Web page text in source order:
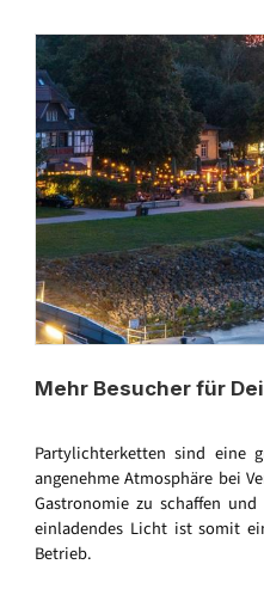
Mehr Besucher für
Partylichterketten sind eine
angenehme Atmosphäre bei
Gastronomie zu schaffen
einladendes Licht ist somit
Betrieb.